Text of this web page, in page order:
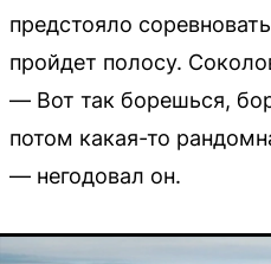
предстояло
пройдет полосу.
— Вот так борешься,
потом какая-то
— негодовал он.